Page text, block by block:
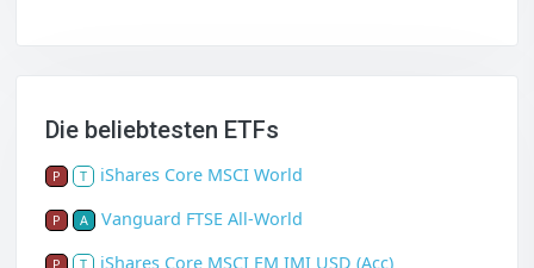
Die beliebtesten ETFs
P T iShares Core MSCI World
P A Vanguard FTSE All-World
P T iShares Core MSCI EM IMI USD (Acc)